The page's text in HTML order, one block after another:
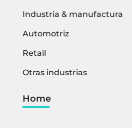
Industria & manufactura
Automotriz
Retail
Otras industrias
Home